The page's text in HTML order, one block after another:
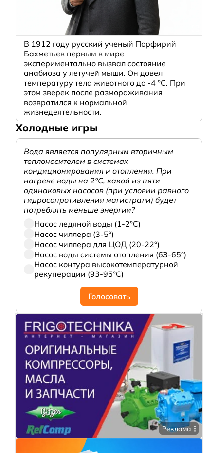
В 1912 году русский ученый Порфирий
Бахметьев первым в мире
экспериментально вызвал состояние
анабиоза у летучей мыши. Он довел
температуру тела животного до -4 °C. При
этом зверек после размораживания
возвратился к нормальной
жизнедеятельности.
Холодные игры
Вода является популярным вторичным
теплоносителем в системах
кондиционирования и отопления. При
нагреве воды на 2°С, какой из пяти
одинаковых насосов (при условии равного
гидросопротивления магистрали) будет
потреблять меньше энергии?
Насос ледяной воды (1-2°С)
Насос чиллера (3-5°)
Насос чиллера для ЦОД (20-22°)
Насос воды системы отопления (63-65°)
Насос контура высокотемпературной
рекуперации (93-95°С)
Голосовать
Реклама